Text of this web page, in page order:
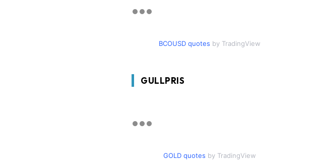
BCOUSD quotes by TradingView
GULLPRIS
GOLD quotes by TradingView